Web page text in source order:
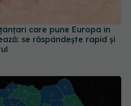
care pune Europa în